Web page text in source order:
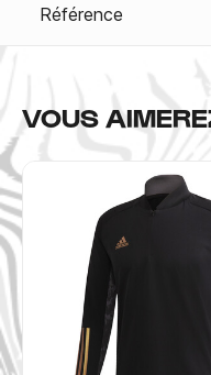
Référence
VOUS